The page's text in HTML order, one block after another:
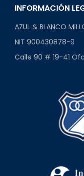
INFORMACIÓN
AZUL & BLANCO
NIT 900430878-9
Calle 90 # 19-41